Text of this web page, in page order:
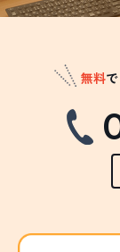
無料